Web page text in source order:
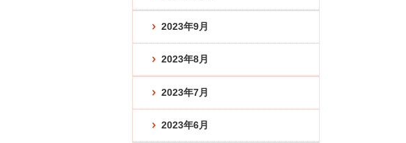
2023年9月
2023年8月
2023年7月
2023年6月